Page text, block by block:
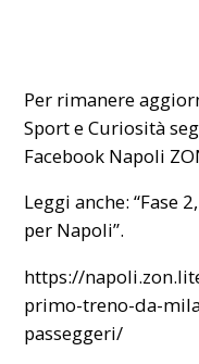
Per rimanere
Sport e Curiosità
Facebook Napoli
Leggi anche:“Fase
per Napoli”.
https://
primo-treno-da-
passeggeri/